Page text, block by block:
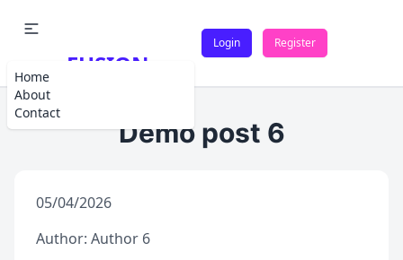
Home
About
Contact
FUSION
Login Register
Demo post 6
05/04/2026
Author: Author 6